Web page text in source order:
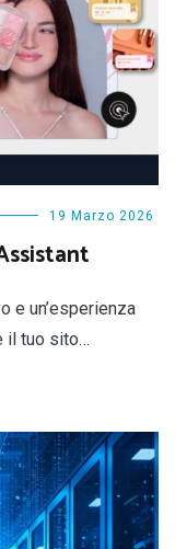
19 Marzo 2026
e un’esperienza
il tuo sito…